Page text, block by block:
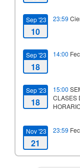
Sep '23
10
23:59
Sep '23
18
14:00
Sep '23
18
15:00
CLASES
Nov '23
21
23:59